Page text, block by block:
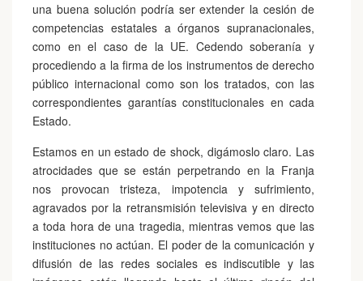
una buena solución podría ser extender la cesión de
competencias estatales a órganos supranacionales,
como en el caso de la UE. Cedendo soberanía y
procediendo a la firma de los instrumentos de derecho
público internacional como son los tratados, con las
correspondientes garantías constitucionales en cada
Estado.
Estamos en un estado de shock, digámoslo claro. Las
atrocidades que se están perpetrando en la Franja
nos provocan tristeza, impotencia y sufrimiento,
agravados por la retransmisión televisiva y en directo
a toda hora de una tragedia, mientras vemos que las
instituciones no actúan. El poder de la comunicación y
difusión de las redes sociales es indiscutible y las